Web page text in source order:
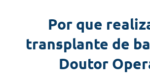
Por que
transplante de
Doutor